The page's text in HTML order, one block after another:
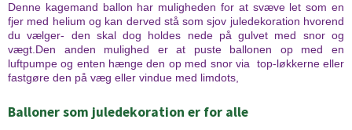
Denne kagemand ballon har muligheden for at svæve let som en
fjer med helium og kan derved stå som sjov juledekoration hvorend
du vælger- den skal dog holdes nede på gulvet med snor og
vægt.Den anden mulighed er at puste ballonen op med en
luftpumpe og enten hænge den op med snor via top-løkkerne eller
fastgøre den på væg eller vindue med limdots,
Balloner som juledekoration er for alle